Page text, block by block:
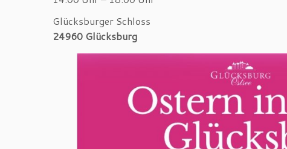
Glücksburger Schloss
24960 Glücksburg